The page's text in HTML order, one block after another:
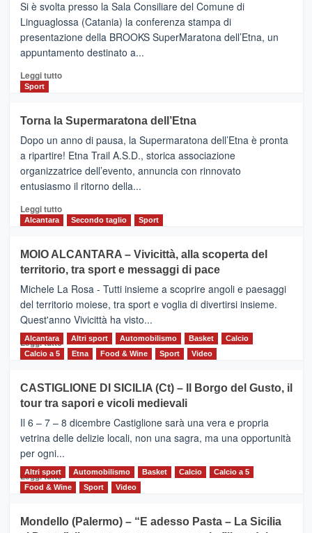
Al
via
i
collegamenti
Si è svolta presso la Sala Consiliare del Comune di
Linguaglossa (Catania) la conferenza stampa di
presentazione della BROOKS SuperMaratona dell’Etna, un
appuntamento destinato a...
Leggi tuttoLeggi
BROOKS
SuperMaratona
dell’Etna,
presentata
l’edizione
2026
Sport
Torna la Supermaratona dell’Etna
Dopo un anno di pausa, la Supermaratona dell’Etna è pronta
a ripartire! Etna Trail A.S.D., storica associazione
organizzatrice dell’evento, annuncia con rinnovato
entusiasmo il ritorno della...
Leggi tuttoLeggi
Torna
la
Supermaratona
dell’Etna
Alcantara Secondo taglio Sport
MOIO ALCANTARA – Vivicittà, alla scoperta del
territorio, tra sport e messaggi di pace
Michele La Rosa - Tutti insieme a scoprire angoli e paesaggi
del territorio moiese, tra sport e voglia di divertirsi insieme.
Quest'anno Vivicittà ha visto...
Leggi tutto Leggi
MOIO
ALCANTARA
–
Vivicittà,
alla
scoperta
del
territorio,
e
Alcantara Altri sport Automobilismo Basket
Calcio
Calcio a 5
Etna Food & Wine Sport Video
CASTIGLIONE DI SICILIA (Ct) – Il Borgo del Gusto, il
tour tra sapori e vicoli medievali
Il 6 – 7 – 8 dicembre Castiglione sarà una vera e propria
vetrina delle delizie locali, non una sagra, ma una opportunità
per ogni...
Leggi tuttoLeggi
di
CASTIGLIONE
Altri sport Automobilismo Basket Calcio
Calcio a 5
Food & Wine
Sport Video
Mondello (Palermo) – “E adesso Pasta – La Sicilia